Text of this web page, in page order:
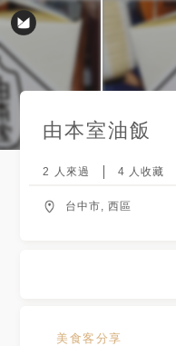
由本室油飯
2 人來過 4 人收藏
台中市, 西區
美食客分享